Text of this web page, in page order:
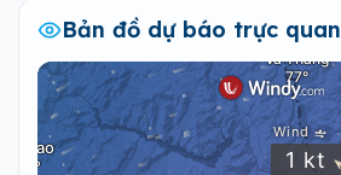
Bản đồ dự báo trực quan